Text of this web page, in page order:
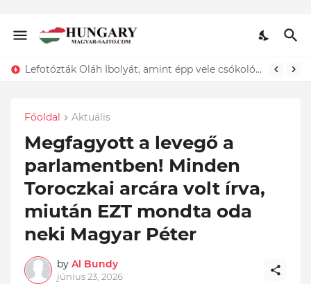
Lefotózták Oláh Ibolyát, amint épp vele csókolózik - EZT nem hiszed el, kinek a karjában kötött ki...ÍME
ÍGY búcsúzik szerelmétől! Hadas Kriszta férje EZT tette közzé
Főoldal Aktuális
Megfagyott a levegő a
parlamentben! Minden
Toroczkai arcára volt írva,
miután EZT mondta oda
neki Magyar Péter
by Al Bundy
június 23, 2026